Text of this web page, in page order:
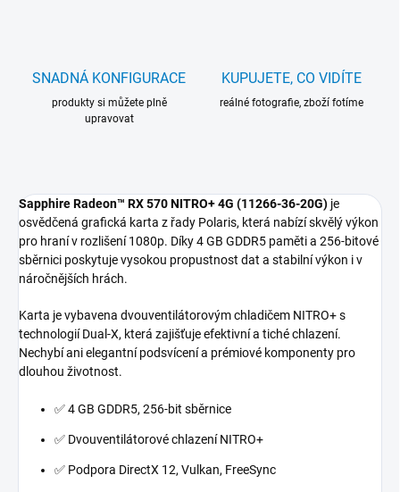
SNADNÁ KONFIGURACE
produkty si můžete plně
upravovat
KUPUJETE, CO VIDÍTE
reálné fotografie, zboží fotíme
Sapphire Radeon™ RX 570 NITRO+ 4G (11266-36-20G) je
osvědčená grafická karta z řady Polaris, která nabízí skvělý výkon
pro hraní v rozlišení 1080p. Díky 4 GB GDDR5 paměti a 256-bitové
sběrnici poskytuje vysokou propustnost dat a stabilní výkon i v
náročnějších hrách.
Karta je vybavena dvouventilátorovým chladičem NITRO+ s
technologií Dual-X, která zajišťuje efektivní a tiché chlazení.
Nechybí ani elegantní podsvícení a prémiové komponenty pro
dlouhou životnost.
✅ 4 GB GDDR5, 256-bit sběrnice
✅ Dvouventilátorové chlazení NITRO+
✅ Podpora DirectX 12, Vulkan, FreeSync